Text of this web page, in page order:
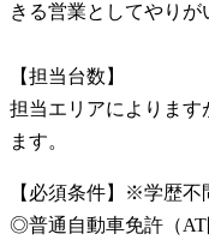
きる営業としてやりが
【担当台数】
担当エリアによります
ます。
【必須条件】※学歴不
◎普通自動車免許（AT